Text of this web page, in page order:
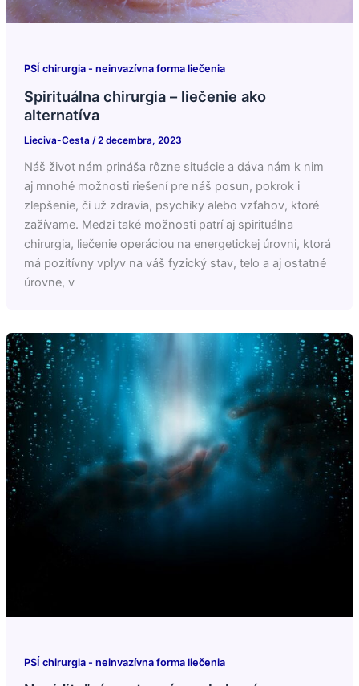
PSÍ chirurgia - neinvazívna forma liečenia
Spirituálna chirurgia – liečenie ako
alternatíva
Lieciva-Cesta /2 decembra, 2023
Náš život nám prináša rôzne situácie a dáva nám k nim
aj mnohé možnosti riešení pre náš posun, pokrok i
zlepšenie, či už zdravia, psychiky alebo vzťahov, ktoré
zažívame. Medzi také možnosti patrí aj spirituálna
chirurgia, liečenie operáciou na energetickej úrovni, ktorá
má pozitívny vplyv na váš fyzický stav, telo a aj ostatné
úrovne, v
PSÍ chirurgia - neinvazívna forma liečenia